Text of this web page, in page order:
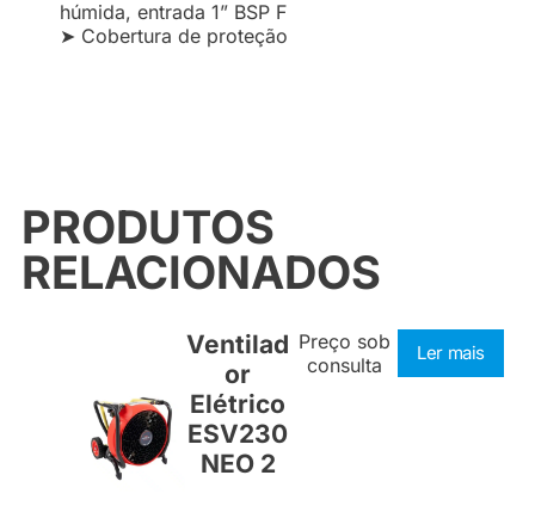
húmida, entrada 1” BSP F
➤ Cobertura de proteção
PRODUTOS
RELACIONADOS
Ventilad
or
Elétrico
ESV230
NEO 2
Preço sob
consulta
Ler mais